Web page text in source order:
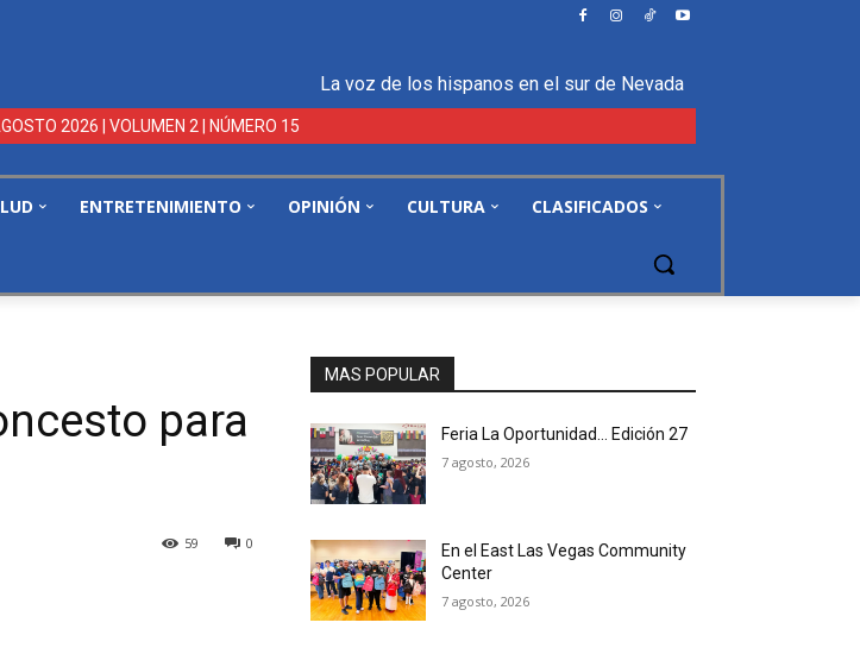
La voz de los hispanos en el sur de Nevada
2026 | VOLUMEN 2 | NÚMERO 15
ENTRETENIMIENTO OPINIÓN CULTURA CLASIFICADOS
para
0
59
MAS POPULAR
Feria La Oportunidad… Edición 27
7 agosto, 2026
En el East Las Vegas Community
Center
7 agosto, 2026